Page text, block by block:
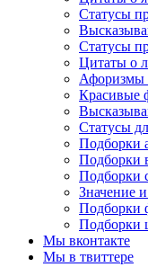
Статусы
Статусы
Цитаты о
Афоризмы
Красивые
Статусы
Подборки
Подборки
Подборки
Значение
Подборки
Подборки
Мы вконтакте
Мы в твиттере